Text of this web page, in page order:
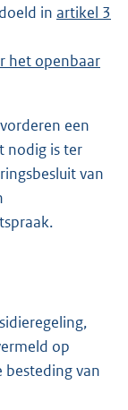
in artikel 3
het openbaar
een
nodig is ter
van
op
besteding van